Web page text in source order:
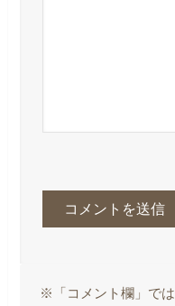
※「コメント欄」で